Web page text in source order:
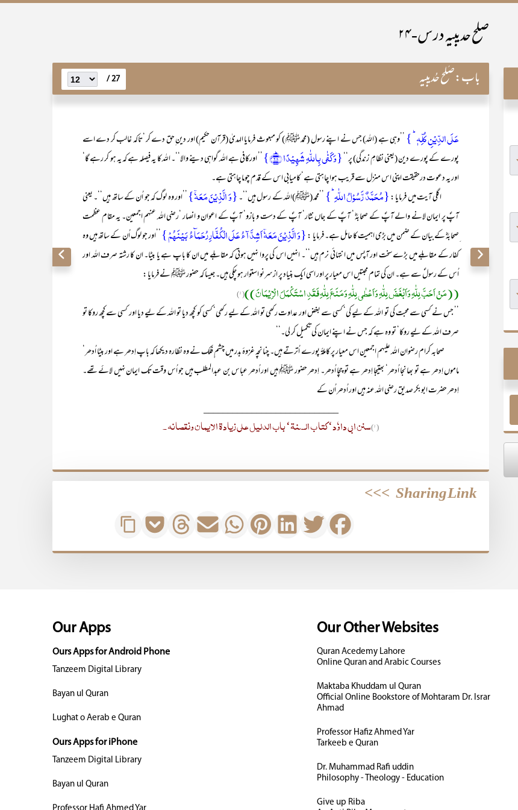
صلح حدیبیہ درس-۲۴
باب:صُلح حُدیبیہ 27 /
عَلَی الدِّیۡنِ کُلِّہٖ ؕ } ’’وہی ہے (اللہ) جس نے اپنے رسول (محمد ﷺ ) کو مبعوث فرمایا الہدیٰ (قرآن حکیم) اور دین ِحق دے کر ‘تاکہ غالب کر دے اسے
پورے کے پورے دین (یعنی نظامِ زندگی) پر‘‘ {وَ کَفٰی بِاللّٰہِ شَہِیۡدًا ﴿ؕ۲۸﴾}
’’ اورکافی ہے اللہ گواہی دینے والا‘‘۔ اللہ کا یہ فیصلہ ہے کہ یہ ہو کر رہے گا‘
اور یہ دعوت درحقیقت اپنی اس منزل سے قریب ہوا چاہتی ہے‘ کامیابی اس کے قدم چوما چاہتی ہے۔
اگلی آیت میں فرمایا :{مُحَمَّدٌ رَّسُوۡلُ اللّٰہِ ؕ} ’’محمد (ﷺ)اللہ کے رسول ہیں‘‘۔{وَ الَّذِیۡنَ مَعَہٗۤ} ’’اور وہ لوگ کہ جو اُن کے ساتھ ہیں‘‘۔ یعنی
آپؐ پر ایمان لانے والے آپؐ کے صحابہؓ ‘ آپؐ کے جاں نثار‘ آپؐ کے دست و بازو‘ آپؐ کے اعوان و انصار ‘رضی اللہ عنہم اجمعین۔ یہ مقام عظمت
ِصحابہؓ کے بیان کے ضمن میں بڑی اہمیت کا حامل ہے۔ فرمایا :{وَ الَّذِیۡنَ مَعَہٗۤ اَشِدَّآءُ عَلَی الۡکُفَّارِ رُحَمَآءُ بَیۡنَہُمۡ } ’’اور جو لوگ اُن کے ساتھ ہیں وہ
کفار کے مقابلے میں بڑے سخت اور آپس میں انتہائی نرم ہیں‘‘۔ انہیں اس کی پروا نہیں ہوتی کہ مقابلے میں ان کا باپ ہے یا بیٹا۔ ان کا رشتہ صرف اللہ اور
اُس کے رسولؐ سے ہے۔ ان کی تمام محبتیں اس معیار پر اور اسی ایک بنیاد پر ازسرنو استوار ہو چکی ہیں۔ جیسا کہ حضور ﷺ نے فرمایا :
((مَنْ اَحَبَّ لِلّٰہِ وَاَبْغَضَ لِلّٰہِ وَاَعْطٰی لِلّٰہِ وَمَنَعَ لِلّٰہِ فَقَدِ اسْتَکْمَلَ الْاِیْمَانَ))(۱)
’’ جس نے کسی سے محبت کی تو اللہ کے لیے کی‘ کسی سے بغض اور عداوت رکھی تو اللہ کے لیے رکھی‘ کسی کو کچھ دیا تو اللہ کے لیے دیا اور کسی سے کچھ روکا تو
صرف اللہ کے لیے روکا‘ تو وہ ہے کہ جس نے اپنے ایمان کی تکمیل کر لی۔‘‘
صحابہ کرام رضوان اللہ علیہم اجمعین اس معیار پر کاملۃً پورے اُترتے ہیں۔ چنانچہ غزوۂ بدر میں چشم ِفلک نے وہ نظارہ دیکھا کہ باپ اِدھر ہے اور بیٹا اُدھر‘
ماموں اِدھر ہے تو بھانجا اُدھر‘ بھتیجا اِدھر ہے تو چچا اُدھر۔ اِدھر حضور ﷺ ہیں اور اُدھر عباس بن عبدالمطلب ہیں جو اُس وقت تک ایمان نہیں لائے تھے۔
اِدھر حضرت ابوبکر صدیق رضی اللہ عنہ ہیں اور اُدھر اُن کے
____________________________
(۱) سنن ابی داوٗد‘ کتا ب السنۃ‘ باب الدلیل علی زیادۃ الایمان ونقصانہ ۔
Sharing Link
>>>
Our Other Websites
Quran Acedemy Lahore
Online Quran and Arabic Courses
Maktaba Khuddam ul Quran
Official Online Bookstore of Mohtaram Dr. Israr
Ahmad
Professor Hafiz Ahmed Yar
Tarkeeb e Quran
Dr. Muhammad Rafi uddin
Philosophy - Theology - Education
Give up Riba
Our Apps
Ours Apps for Android Phone
Tanzeem Digital Library
Bayan ul Quran
Lughat o Aerab e Quran
Ours Apps for iPhone
Tanzeem Digital Library
Bayan ul Quran